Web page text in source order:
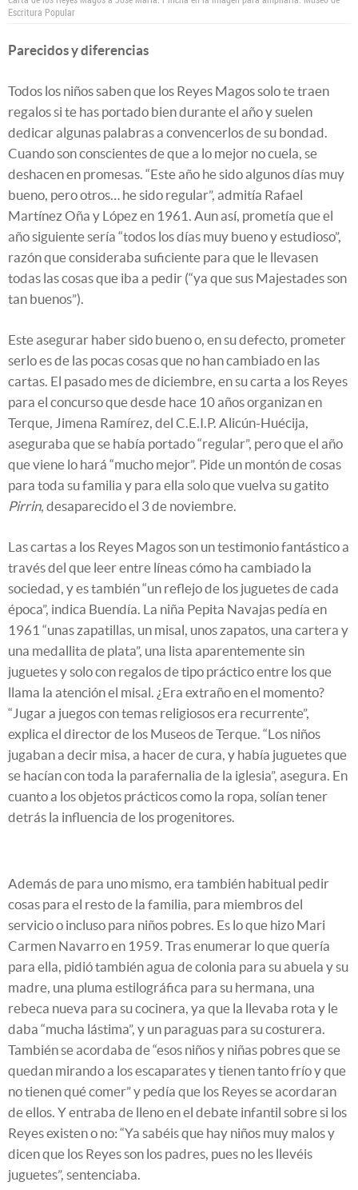
Escritura Popular
Parecidos y diferencias
Todos los niños saben que los Reyes Magos solo te traen
regalos si te has portado bien durante el año y suelen
dedicar algunas palabras a convencerlos de su bondad.
Cuando son conscientes de que a lo mejor no cuela, se
deshacen en promesas. “Este año he sido algunos días muy
bueno, pero otros… he sido regular”, admitía Rafael
Martínez Oña y López en 1961. Aun así, prometía que el
año siguiente sería “todos los días muy bueno y estudioso”,
razón que consideraba suficiente para que le llevasen
todas las cosas que iba a pedir (“ya que sus Majestades son
tan buenos”).
Este asegurar haber sido bueno o, en su defecto, prometer
serlo es de las pocas cosas que no han cambiado en las
cartas. El pasado mes de diciembre, en su carta a los Reyes
para el concurso que desde hace 10 años organizan en
Terque, Jimena Ramírez, del C.E.I.P. Alicún-Huécija,
aseguraba que se había portado “regular”, pero que el año
que viene lo hará “mucho mejor”. Pide un montón de cosas
para toda su familia y para ella solo que vuelva su gatito
Pirrin, desaparecido el 3 de noviembre.
Las cartas a los Reyes Magos son un testimonio fantástico a
través del que leer entre líneas cómo ha cambiado la
sociedad, y es también “un reflejo de los juguetes de cada
época”, indica Buendía. La niña Pepita Navajas pedía en
1961 “unas zapatillas, un misal, unos zapatos, una cartera y
una medallita de plata”, una lista aparentemente sin
juguetes y solo con regalos de tipo práctico entre los que
llama la atención el misal. ¿Era extraño en el momento?
“Jugar a juegos con temas religiosos era recurrente”,
explica el director de los Museos de Terque. “Los niños
jugaban a decir misa, a hacer de cura, y había juguetes que
se hacían con toda la parafernalia de la iglesia”, asegura. En
cuanto a los objetos prácticos como la ropa, solían tener
detrás la influencia de los progenitores.
Además de para uno mismo, era también habitual pedir
cosas para el resto de la familia, para miembros del
servicio o incluso para niños pobres. Es lo que hizo Mari
Carmen Navarro en 1959. Tras enumerar lo que quería
para ella, pidió también agua de colonia para su abuela y su
madre, una pluma estilográfica para su hermana, una
rebeca nueva para su cocinera, ya que la llevaba rota y le
daba “mucha lástima”, y un paraguas para su costurera.
También se acordaba de “esos niños y niñas pobres que se
quedan mirando a los escaparates y tienen tanto frío y que
no tienen qué comer” y pedía que los Reyes se acordaran
de ellos. Y entraba de lleno en el debate infantil sobre si los
Reyes existen o no: “Ya sabéis que hay niños muy malos y
dicen que los Reyes son los padres, pues no les llevéis
juguetes”, sentenciaba.